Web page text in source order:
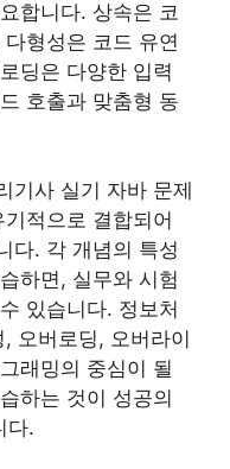
합니다. 상속은 코
형성은 코드 유연
딩은 다양한 입력
호출과 맞춤형 동
기사 실기 자바 문제
적으로 결합되어
다. 각 개념의 특성
하면, 실무와 시험
있습니다. 정보처
오버로딩, 오버라이
래밍의 중심이 될
하는 것이 성공의
다.